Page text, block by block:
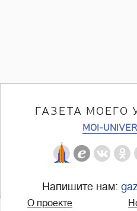
ГАЗЕТА МОЕГО
MOI-
Напишите нам:
О проекте